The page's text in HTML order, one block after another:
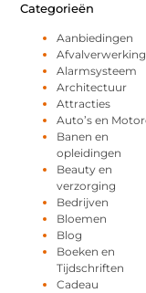
Categorieën
Aanbiedingen
Afvalverwerking
Alarmsysteem
Architectuur
Attracties
Auto’s en
Banen en
opleidingen
Beauty en
verzorging
Bedrijven
Bloemen
Blog
Boeken en
Tijdschriften
Cadeau